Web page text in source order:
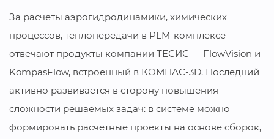
За расчеты аэрогидродинамики, химических
процессов, теплопередачи в PLM-комплексе
отвечают продукты компании ТЕСИС — FlowVision и
KompasFlow, встроенный в КОМПАС-3D. Последний
активно развивается в сторону повышения
сложности решаемых задач: в системе можно
формировать расчетные проекты на основе сборок,